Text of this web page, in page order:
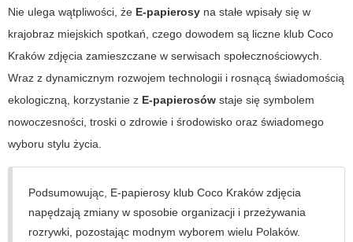
Nie ulega wątpliwości, że E-papierosy na stałe wpisały się w
krajobraz miejskich spotkań, czego dowodem są liczne klub Coco
Kraków zdjęcia zamieszczane w serwisach społecznościowych.
Wraz z dynamicznym rozwojem technologii i rosnącą świadomością
ekologiczną, korzystanie z E-papierosów staje się symbolem
nowoczesności, troski o zdrowie i środowisko oraz świadomego
wyboru stylu życia.
Podsumowując, E-papierosy klub Coco Kraków zdjęcia
napędzają zmiany w sposobie organizacji i przeżywania
rozrywki, pozostając modnym wyborem wielu Polaków.